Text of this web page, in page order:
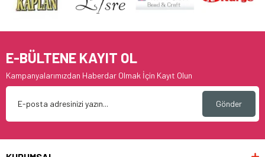
E-BÜLTENE KAYIT OL
Kampanyalarımızdan Haberdar Olmak İçin Kayıt Olun
Gönder